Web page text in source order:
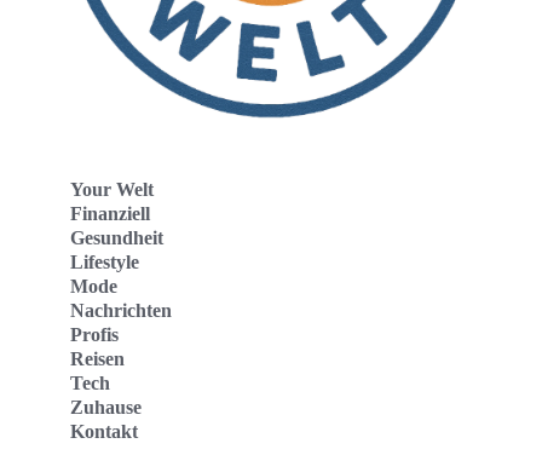
Your Welt
Finanziell
Gesundheit
Lifestyle
Mode
Nachrichten
Profis
Reisen
Tech
Zuhause
Kontakt